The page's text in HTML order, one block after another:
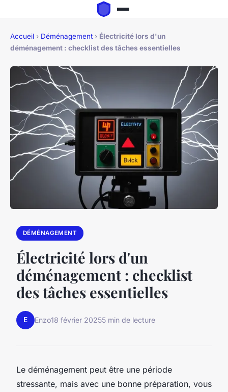
Accueil › Déménagement › Électricité lors d'un
déménagement : checklist des tâches essentielles
DÉMÉNAGEMENT
Électricité lors d'un
déménagement : checklist
des tâches essentielles
E Enzo18 février 20255 min de lecture
Le déménagement peut être une période
stressante, mais avec une bonne préparation, vous